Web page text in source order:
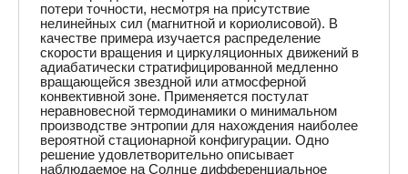
потери точности, несмотря на присутствие
нелинейных сил (магнитной и кориолисовой). В
качестве примера изучается распределение
скорости вращения и циркуляционных движений в
адиабатически стратифицированной медленно
вращающейся звездной или атмосферной
конвективной зоне. Применяется постулат
неравновесной термодинамики о минимальном
производстве энтропии для нахождения наиболее
вероятной стационарной конфигурации. Одно
решение удовлетворительно описывает
наблюдаемое на Солнце дифференциальное